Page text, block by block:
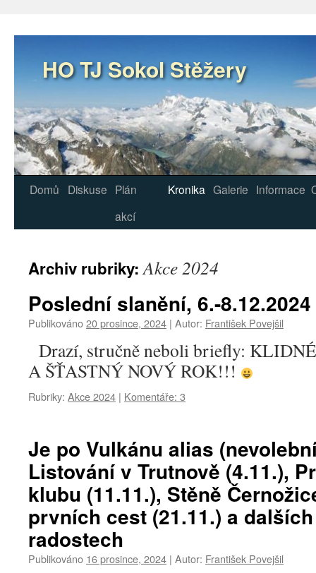
HO TJ Sokol Stěžery
Domů Diskuse Plán
akcí
Kronika Galerie Informace
Archiv rubriky:Akce 2024
Poslední slanění, 6.-8.12.2024
Publikováno20 prosince, 2024 | Autor: František Povejšil
Drazí, stručně neboli briefly:
A ŠŤASTNÝ NOVÝ ROK!!!
Rubriky: Akce 2024 | Komentáře: 3
Je po Vulkánu alias
Listování v Trutnově (4.11.),
klubu (11.11.), Stěně
prvních cest (21.11.) a
radostech
Publikováno 16 prosince, 2024 | Autor: František Povejšil